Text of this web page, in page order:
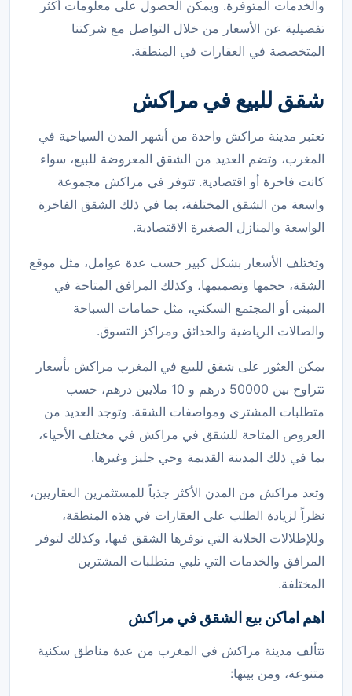
والخدمات المتوفرة. ويمكن الحصول على معلومات أكثر
تفصيلية عن الأسعار من خلال التواصل مع شركتنا
المتخصصة في العقارات في المنطقة.
شقق للبيع في مراكش
تعتبر مدينة مراكش واحدة من أشهر المدن السياحية في
المغرب، وتضم العديد من الشقق المعروضة للبيع، سواء
كانت فاخرة أو اقتصادية. تتوفر في مراكش مجموعة
واسعة من الشقق المختلفة، بما في ذلك الشقق الفاخرة
الواسعة والمنازل الصغيرة الاقتصادية.
وتختلف الأسعار بشكل كبير حسب عدة عوامل، مثل موقع
الشقة، حجمها وتصميمها، وكذلك المرافق المتاحة في
المبنى أو المجتمع السكني، مثل حمامات السباحة
والصالات الرياضية والحدائق ومراكز التسوق.
يمكن العثور على شقق للبيع في المغرب مراكش بأسعار
تتراوح بين 50000 درهم و 10 ملايين درهم، حسب
متطلبات المشتري ومواصفات الشقة. وتوجد العديد من
العروض المتاحة للشقق في مراكش في مختلف الأحياء،
بما في ذلك المدينة القديمة وحي جليز وغيرها.
وتعد مراكش من المدن الأكثر جذباً للمستثمرين العقاريين،
نظراً لزيادة الطلب على العقارات في هذه المنطقة،
وللإطلالات الخلابة التي توفرها الشقق فيها، وكذلك لتوفر
المرافق والخدمات التي تلبي متطلبات المشترين
المختلفة.
اهم اماكن بيع الشقق في مراكش
تتألف مدينة مراكش في المغرب من عدة مناطق سكنية
متنوعة، ومن بينها: